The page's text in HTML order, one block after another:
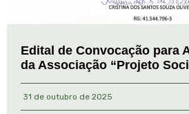
Edital de Convocação para
da Associação “Projeto
31 de outubro de 2025